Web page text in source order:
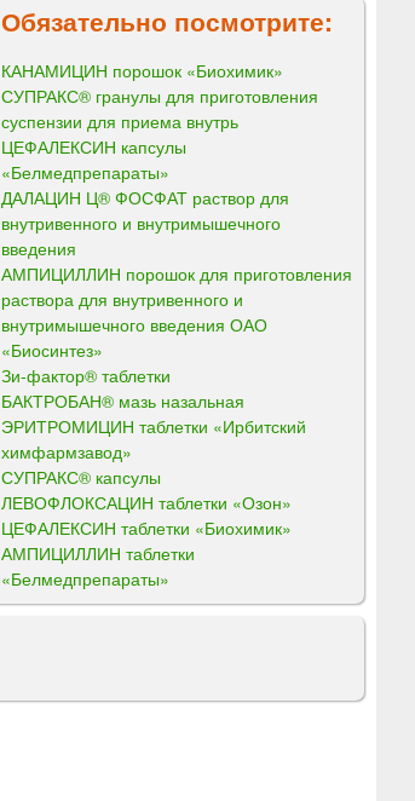
Обязательно посмотрите:
КАНАМИЦИН порошок «Биохимик»
СУПРАКС® гранулы для приготовления
суспензии для приема внутрь
ЦЕФАЛЕКСИН капсулы
«Белмедпрепараты»
ДАЛАЦИН Ц® ФОСФАТ раствор для
внутривенного и внутримышечного
введения
АМПИЦИЛЛИН порошок для приготовления
раствора для внутривенного и
внутримышечного введения ОАО
«Биосинтез»
Зи-фактор® таблетки
БАКТРОБАН® мазь назальная
ЭРИТРОМИЦИН таблетки «Ирбитский
химфармзавод»
СУПРАКС® капсулы
ЛЕВОФЛОКСАЦИН таблетки «Озон»
ЦЕФАЛЕКСИН таблетки «Биохимик»
АМПИЦИЛЛИН таблетки
«Белмедпрепараты»